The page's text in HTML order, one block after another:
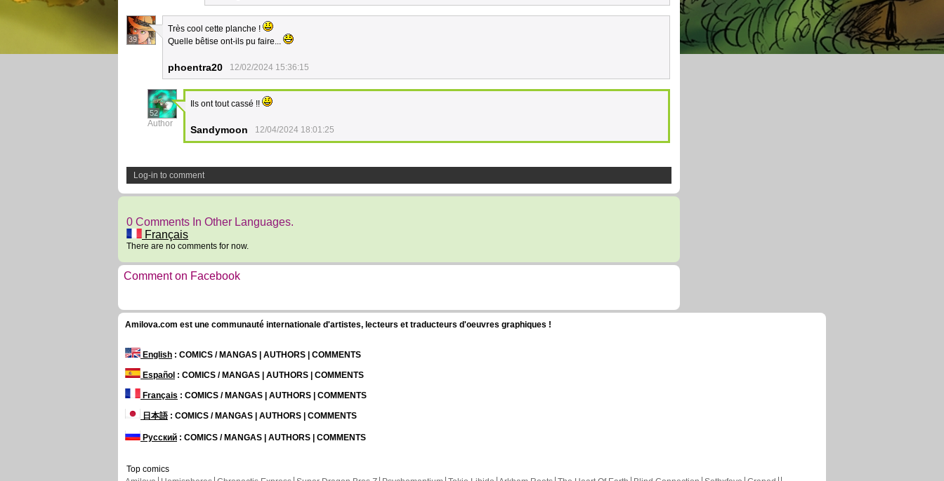
39
Très cool cette planche !
Quelle bêtise ont-ils pu faire...
phoentra20 12/02/2024 15:36:15
52
Author
Ils ont tout cassé !!
Sandymoon 12/04/2024 18:01:25
Log-in to comment
0 Comments In Other Languages.
Français
There are no comments for now.
Comment on Facebook
Amilova.com est une communauté internationale d'artistes, lecteurs et traducteurs d'oeuvres graphiques !
English : COMICS / MANGAS | AUTHORS | COMMENTS
Español : COMICS / MANGAS | AUTHORS | COMMENTS
Français : COMICS / MANGAS | AUTHORS | COMMENTS
日本語: COMICS / MANGAS | AUTHORS | COMMENTS
Русский : COMICS / MANGAS | AUTHORS | COMMENTS
Top comics